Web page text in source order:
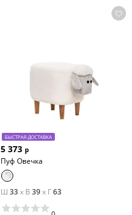
БЫСТРАЯ ДОСТАВКА
5 373 р
Пуф Овечка
Ш 33x В 39x Г63